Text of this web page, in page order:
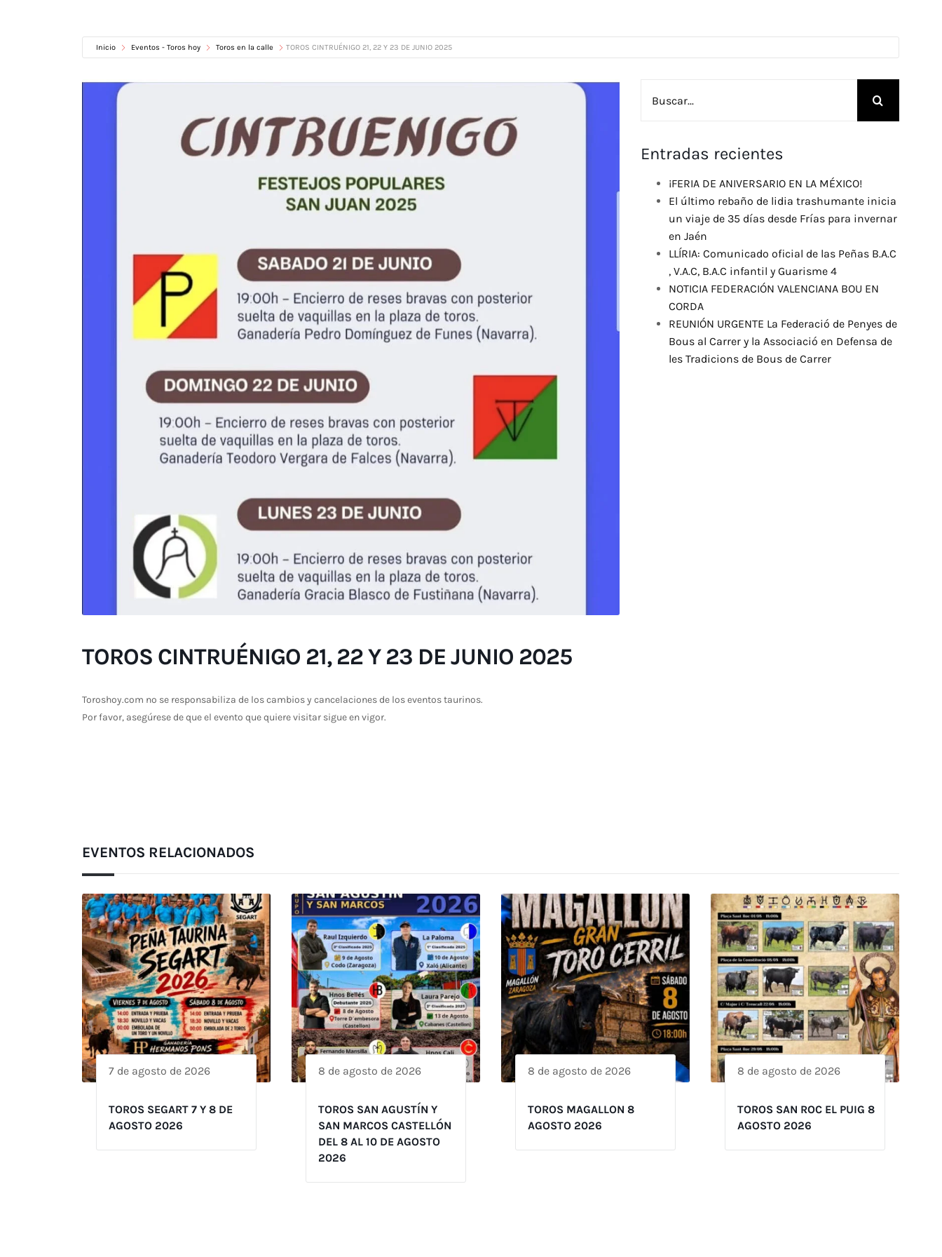
Inicio Eventos - Toros hoy Toros en la calle TOROS CINTRUÉNIGO 21, 22 Y 23 DE JUNIO 2025
TOROS CINTRUÉNIGO 21, 22 Y 23 DE JUNIO 2025
Toroshoy.com no se responsabiliza de los cambios y cancelaciones de los eventos taurinos.
Por favor, asegúrese de que el evento que quiere visitar sigue en vigor.
Entradas recientes
¡FERIA DE ANIVERSARIO EN LA MÉXICO!
El último rebaño de lidia trashumante inicia
un viaje de 35 días desde Frías para invernar
en Jaén
LLÍRIA: Comunicado oficial de las Peñas B.A.C
, V.A.C, B.A.C infantil y Guarisme 4
NOTICIA FEDERACIÓN VALENCIANA BOU EN
CORDA
REUNIÓN URGENTE La Federació de Penyes de
Bous al Carrer y la Associació en Defensa de
les Tradicions de Bous de Carrer
EVENTOS RELACIONADOS
7 de agosto de 2026
TOROS SEGART 7 Y 8 DE
AGOSTO 2026
8 de agosto de 2026
TOROS SAN AGUSTÍN Y
SAN MARCOS CASTELLÓN
DEL 8 AL 10 DE AGOSTO
2026
8 de agosto de 2026
TOROS MAGALLON 8
AGOSTO 2026
8 de agosto de 2026
TOROS SAN ROC EL PUIG 8
AGOSTO 2026